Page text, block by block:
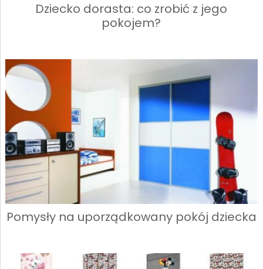
Dziecko dorasta: co zrobić z jego
pokojem?
Pomysły na uporządkowany pokój dziecka